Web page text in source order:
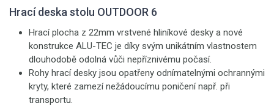
Hrací deska stolu OUTDOOR 6
Hrací plocha z 22mm vrstvené hliníkové desky a nové
konstrukce ALU-TEC je díky svým unikátním vlastnostem
dlouhodobě odolná vůči nepříznivému počasí.
Rohy hrací desky jsou opatřeny odnímatelnými ochrannými
kryty, které zamezí nežádoucímu poničení např. při
transportu.